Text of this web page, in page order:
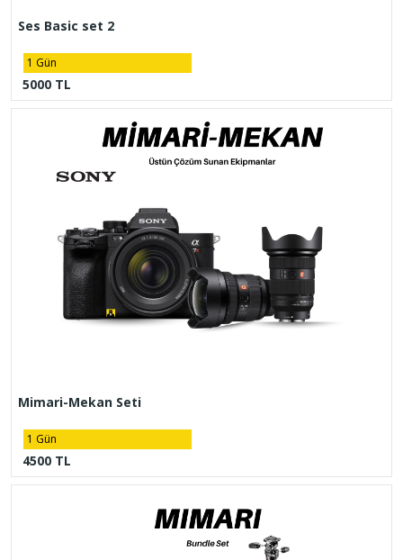
Ses Basic set 2
1 Gün
5000 TL
Mimari-Mekan Seti
1 Gün
4500 TL